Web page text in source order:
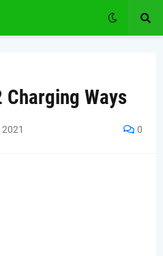
Charging Ways
0